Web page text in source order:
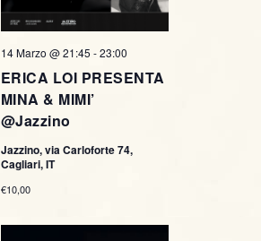
ERICA LOI PRESENTA
MINA & MIMI’
@Jazzino
14 Marzo @ 21:45 -23:00
Jazzino, via Carloforte 74,
Cagliari, IT
€10,00